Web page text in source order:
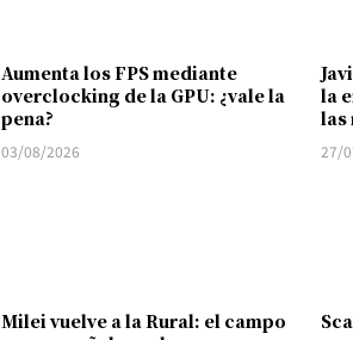
Aumenta los FPS mediante
overclocking de la GPU: ¿vale la
pena?
03/08/2026
la
las
27/
Milei vuelve a la Rural: el campo